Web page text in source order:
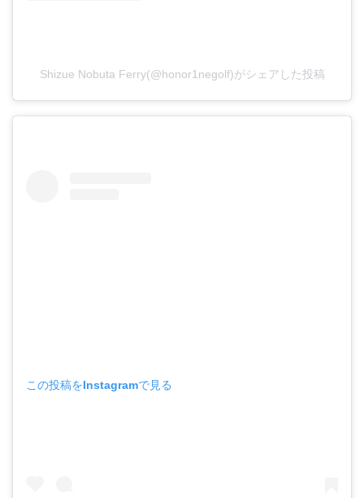
Shizue Nobuta Ferry(@honor1negolf)がシェアした投稿
この投稿をInstagramで見る